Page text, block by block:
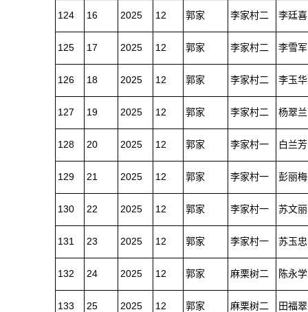
124 16 2025 12 郭家 李家村二 李廷喜
125 17 2025 12 郭家 李家村二 李雪军
126 18 2025 12 郭家 李家村二 李玉华
127 19 2025 12 郭家 李家村二 杨翠兰
128 20 2025 12 郭家 李家村一 白兰芳
129 21 2025 12 郭家 李家村一 彭丽梅
130 22 2025 12 郭家 李家村一 苏文丽
131 23 2025 12 郭家 李家村一 苏玉忠
132 24 2025 12 郭家 麻栗树二 陈永学
133 25 2025 12 郭家 麻栗树二 田福翠